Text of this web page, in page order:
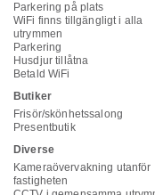
Parkering på plats
WiFi finns tillgängligt i alla
utrymmen
Parkering
Husdjur tillåtna
Betald WiFi
Butiker
Frisör/skönhetssalong
Presentbutik
Diverse
Kameraövervakning utanför
fastigheten